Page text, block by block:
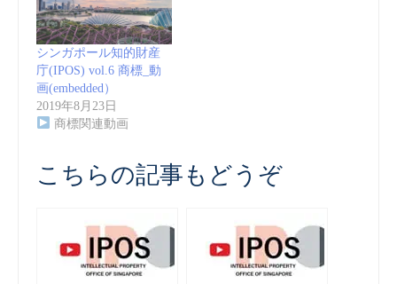
シンガポール知的財産
庁(IPOS) vol.6 商標_動
画(embedded）
2019年8月23日
商標関連動画
こちらの記事もどうぞ